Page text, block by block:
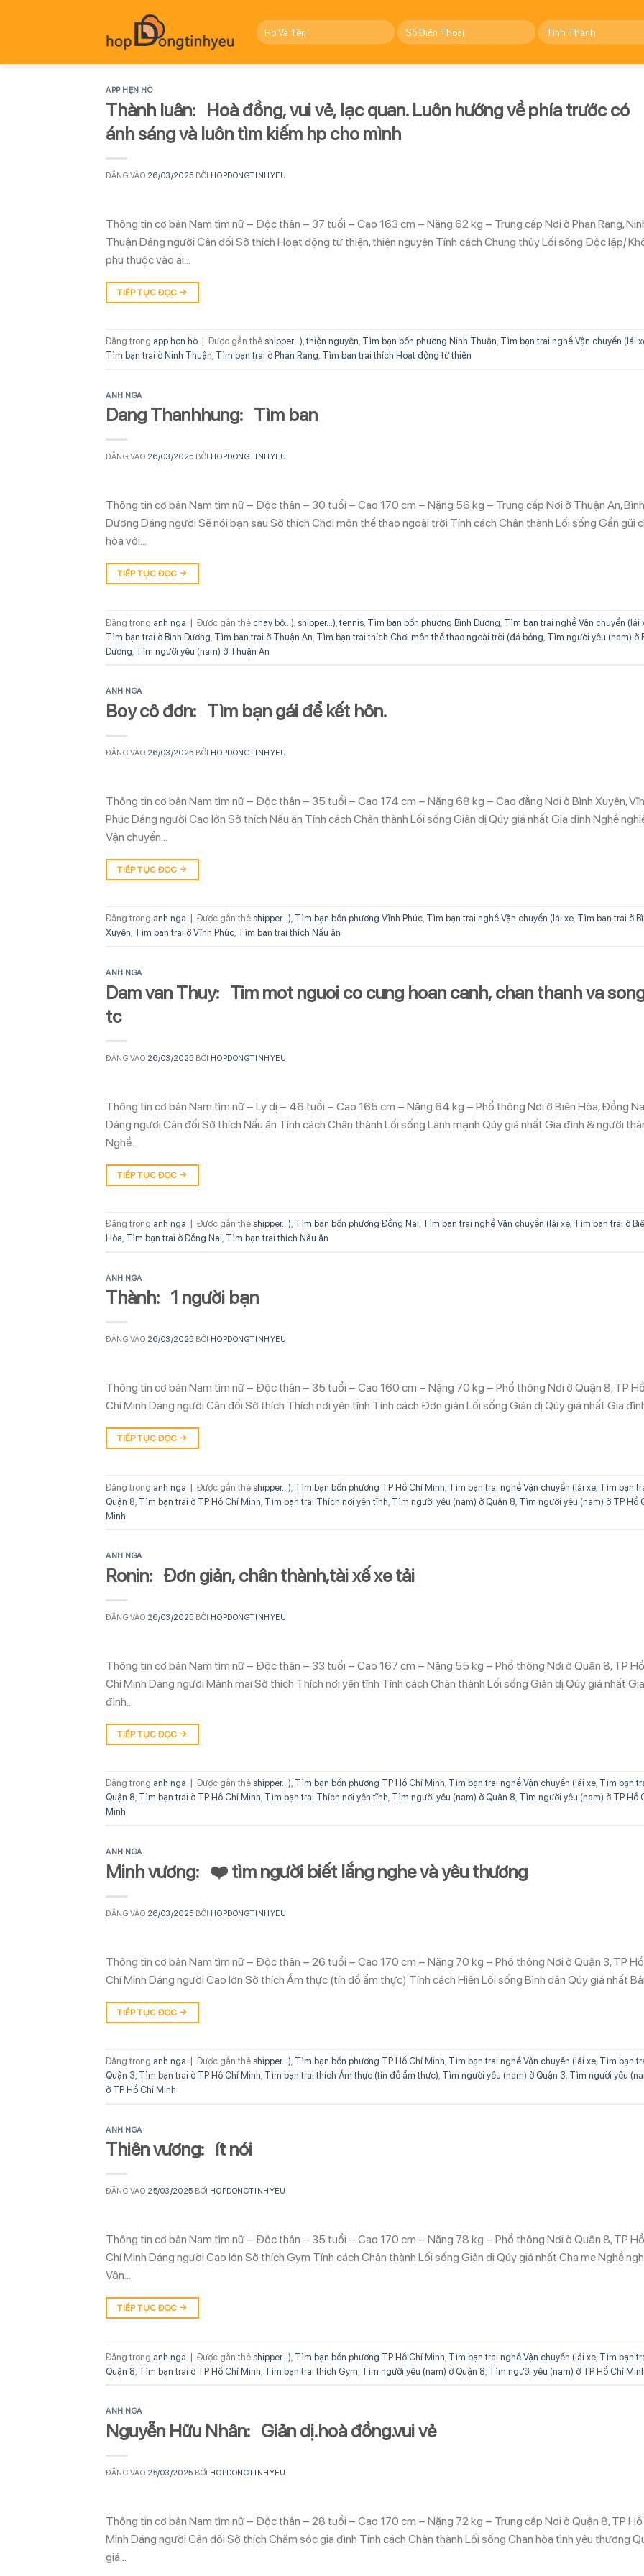
dung
APP HẸN HÒ
Thành luân: Hoà đồng, vui vẻ, lạc quan. Luôn hướng về phía trước có
ánh sáng và luôn tìm kiếm hp cho mình
ĐĂNG VÀO 26/03/2025 BỞI HOPDONGTINHYEU
Thông tin cơ bản Nam tìm nữ – Độc thân – 37 tuổi – Cao 163 cm – Nặng 62 kg – Trung cấp Nơi ở Phan Rang,
Thuận Dáng người Cân đối Sở thích Hoạt động từ thiện, thiện nguyện Tính cách Chung thủy Lối sống Độc lập/
phụ thuộc vào ai…
TIẾP TỤC ĐỌC →
Đăng trong app hẹn hò Được gắn thẻ shipper...) thiện nguyện Tìm bạn bốn phương Ninh Thuận Tìm bạn trai nghề Vận chuyển (lái
Tìm bạn trai ở Ninh Thuận Tìm bạn trai ở Phan Rang Tìm bạn trai thích Hoạt động từ thiện
ANH NGA
Dang Thanhhung: Tìm ban
ĐĂNG VÀO 26/03/2025 BỞI HOPDONGTINHYEU
Thông tin cơ bản Nam tìm nữ – Độc thân – 30 tuổi – Cao 170 cm – Nặng 56 kg – Trung cấp Nơi ở Thuận An, Bình
Dương Dáng người Sẽ nói bạn sau Sở thích Chơi môn thể thao ngoài trời Tính cách Chân thành Lối sống Gần gũi
hòa với…
TIẾP TỤC ĐỌC →
Đăng trong anh nga | Được gắn thẻ chạy bộ...) shipper...) tennis Tìm bạn bốn phương Bình Dương Tìm bạn trai nghề Vận chuyển (lái
Tìm bạn trai ở Bình Dương Tìm bạn trai ở Thuận An Tìm bạn trai thích Chơi môn thể thao ngoài trời (đá bóng Tìm người yêu (nam) ở
Dương Tìm người yêu (nam) ở Thuận An
ANH NGA
Boy cô đơn: Tìm bạn gái để kết hôn.
ĐĂNG VÀO 26/03/2025 BỞI HOPDONGTINHYEU
Thông tin cơ bản Nam tìm nữ – Độc thân – 35 tuổi – Cao 174 cm – Nặng 68 kg – Cao đẳng Nơi ở Bình Xuyên,
Phúc Dáng người Cao lớn Sở thích Nấu ăn Tính cách Chân thành Lối sống Giản dị Qúy giá nhất Gia đình Nghề
Vận chuyển…
TIẾP TỤC ĐỌC →
Đăng trong anh nga Được gắn thẻ shipper...), Tìm bạn bốn phương Vĩnh Phúc, Tìm bạn trai nghề Vận chuyển (lái xe, Tìm bạn trai ở
Xuyên, Tìm bạn trai ở Vĩnh Phúc, Tìm bạn trai thích Nấu ăn
ANH NGA
Dam van Thuy: Tim mot nguoi co cung hoan canh, chan thanh va
tc
ĐĂNG VÀO 26/03/2025 BỞI HOPDONGTINHYEU
Thông tin cơ bản Nam tìm nữ – Ly dị – 46 tuổi – Cao 165 cm – Nặng 64 kg – Phổ thông Nơi ở Biên Hòa, Đồng
Dáng người Cân đối Sở thích Nấu ăn Tính cách Chân thành Lối sống Lành mạnh Qúy giá nhất Gia đình & người
Nghề…
TIẾP TỤC ĐỌC →
Đăng trong anh nga Được gắn thẻ shipper...) Tìm bạn bốn phương Đồng Nai Tìm bạn trai nghề Vận chuyển (lái xe Tìm bạn trai ở
Hòa Tìm bạn trai ở Đồng Nai Tìm bạn trai thích Nấu ăn
ANH NGA
Thành: 1 người bạn
ĐĂNG VÀO 26/03/2025 BỞI HOPDONGTINHYEU
Thông tin cơ bản Nam tìm nữ – Độc thân – 35 tuổi – Cao 160 cm – Nặng 70 kg – Phổ thông Nơi ở Quận 8, TP Hồ
Chí Minh Dáng người Cân đối Sở thích Thích nơi yên tĩnh Tính cách Đơn giản Lối sống Giản dị Qúy giá nhất Gia
TIẾP TỤC ĐỌC →
Đăng trong anh nga | Được gắn thẻ shipper...) Tìm bạn bốn phương TP Hồ Chí Minh Tìm bạn trai nghề Vận chuyển (lái xe Tìm bạn
Quận 8 Tìm bạn trai ở TP Hồ Chí Minh Tìm bạn trai Thích nơi yên tĩnh Tìm người yêu (nam) ở Quận 8 Tìm người yêu (nam) ở TP Hồ
Minh
ANH NGA
Ronin: Đơn giản, chân thành,tài xế xe tải
ĐĂNG VÀO 26/03/2025 BỞI HOPDONGTINHYEU
Thông tin cơ bản Nam tìm nữ – Độc thân – 33 tuổi – Cao 167 cm – Nặng 55 kg – Phổ thông Nơi ở Quận 8, TP Hồ
Chí Minh Dáng người Mảnh mai Sở thích Thích nơi yên tĩnh Tính cách Chân thành Lối sống Giản dị Qúy giá nhất Gia
đình…
TIẾP TỤC ĐỌC →
Đăng trong anh nga Được gắn thẻ shipper...), Tìm bạn bốn phương TP Hồ Chí Minh, Tìm bạn trai nghề Vận chuyển (lái xe, Tìm bạn
Quận 8, Tìm bạn trai ở TP Hồ Chí Minh, Tìm bạn trai Thích nơi yên tĩnh, Tìm người yêu (nam) ở Quận 8, Tìm người yêu (nam) ở TP Hồ
Minh
ANH NGA
Minh vương: ❤️ tìm người biết lắng nghe và yêu thương
ĐĂNG VÀO 26/03/2025 BỞI HOPDONGTINHYEU
Thông tin cơ bản Nam tìm nữ – Độc thân – 26 tuổi – Cao 170 cm – Nặng 70 kg – Phổ thông Nơi ở Quận 3, TP Hồ
Chí Minh Dáng người Cao lớn Sở thích Ẩm thực (tín đồ ẩm thực) Tính cách Hiền Lối sống Bình dân Qúy giá nhất
TIẾP TỤC ĐỌC →
Đăng trong anh nga Được gắn thẻ shipper...) Tìm bạn bốn phương TP Hồ Chí Minh Tìm bạn trai nghề Vận chuyển (lái xe Tìm bạn
Quận 3 Tìm bạn trai ở TP Hồ Chí Minh Tìm bạn trai thích Ẩm thực (tín đồ ẩm thực) Tìm người yêu (nam) ở Quận 3 Tìm người yêu
ở TP Hồ Chí Minh
ANH NGA
Thiên vương: ít nói
ĐĂNG VÀO 25/03/2025 BỞI HOPDONGTINHYEU
Thông tin cơ bản Nam tìm nữ – Độc thân – 35 tuổi – Cao 170 cm – Nặng 78 kg – Phổ thông Nơi ở Quận 8, TP Hồ
Chí Minh Dáng người Cao lớn Sở thích Gym Tính cách Chân thành Lối sống Giản dị Qúy giá nhất Cha mẹ Nghề
Vận…
TIẾP TỤC ĐỌC →
Đăng trong anh nga | Được gắn thẻ shipper...) Tìm bạn bốn phương TP Hồ Chí Minh Tìm bạn trai nghề Vận chuyển (lái xe Tìm bạn
Quận 8 Tìm bạn trai ở TP Hồ Chí Minh Tìm bạn trai thích Gym Tìm người yêu (nam) ở Quận 8 Tìm người yêu (nam) ở TP Hồ Chí
ANH NGA
Nguyễn Hữu Nhân: Giản dị.hoà đồng.vui vẻ
ĐĂNG VÀO 25/03/2025 BỞI HOPDONGTINHYEU
Thông tin cơ bản Nam tìm nữ – Độc thân – 28 tuổi – Cao 170 cm – Nặng 72 kg – Trung cấp Nơi ở Quận 8, TP Hồ
Minh Dáng người Cân đối Sở thích Chăm sóc gia đình Tính cách Chân thành Lối sống Chan hòa tình yêu thương
giá…